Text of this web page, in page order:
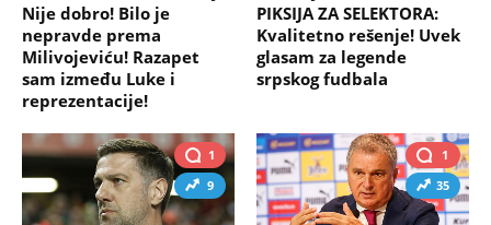
Nije dobro! Bilo je
nepravde prema
Milivojeviću! Razapet
sam između Luke i
reprezentacije!
PIKSIJA ZA SELEKTORA:
Kvalitetno rešenje! Uvek
glasam za legende
srpskog fudbala
1
9
1
35